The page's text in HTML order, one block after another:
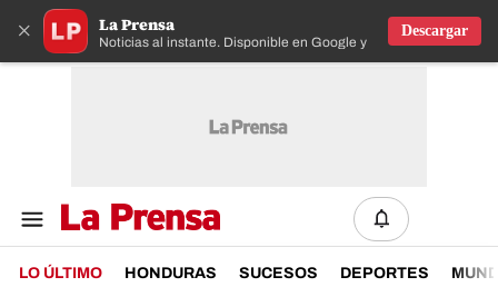
× La Prensa
Noticias al instante. Disponible en Google y IOS
Descargar
LO ÚLTIMO HONDURAS SUCESOS DEPORTES